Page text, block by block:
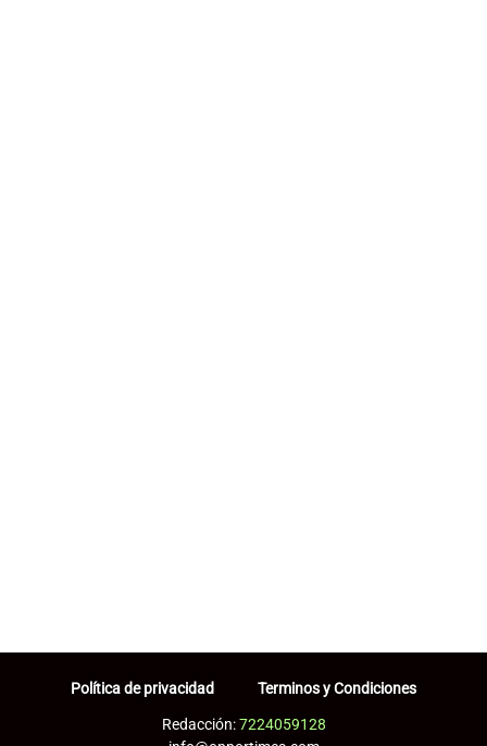
Política de privacidad Terminos y Condiciones
Redacción:7224059128